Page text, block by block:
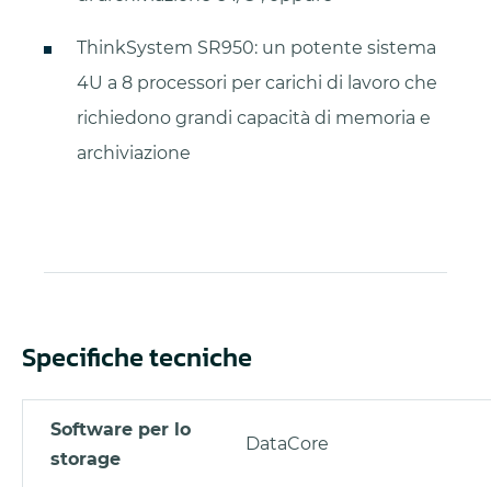
ThinkSystem SR950: un potente sistema
4U a 8 processori per carichi di lavoro che
richiedono grandi capacità di memoria e
archiviazione
Specifiche tecniche
Software per lo
storage
DataCore